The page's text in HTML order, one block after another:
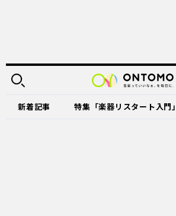
新着記事 特集「楽器リスタート入門」